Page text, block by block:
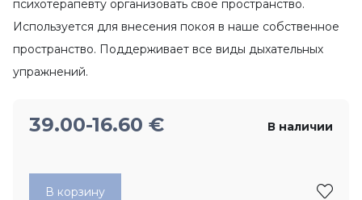
психотерапевту организовать свое пространство.
Используется для внесения покоя в наше собственное
пространство. Поддерживает все виды дыхательных
упражнений.
39.00-16.60 € В наличии
В корзину